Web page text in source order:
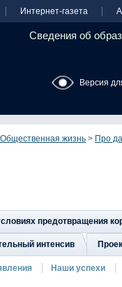
Интернет-газета
Сведения об
Версия
Общественная жизнь > Про
предотвращения
интенсив
Наши успехи